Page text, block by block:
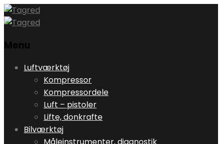
Menu
Skip
content
Luftværktøj
Kompressor
Kompressordele
Luft – pistoler
Lifte, donkrafte
Bilværktøj